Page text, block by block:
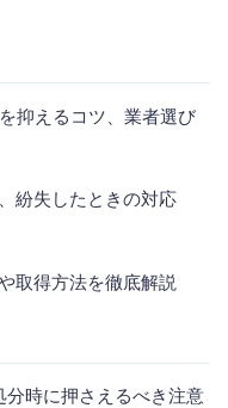
抑えるコツ、業者選び
紛失したときの対応
取得方法を徹底解説
分時に押さえるべき注意